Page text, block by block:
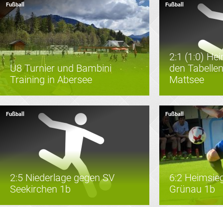
Fußball
U8 Turnier und Bambini
Training in Abersee
Fußball
2:1 (1:0)
den
Mattsee
Fußball
2:5 Niederlage gegen SV
Seekirchen 1b
Fußball
6:2
Grünau 1b